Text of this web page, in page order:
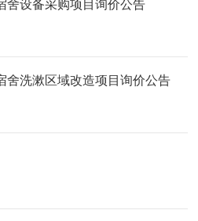
舍设备采购项目询价公告
舍洗漱区域改造项目询价公告